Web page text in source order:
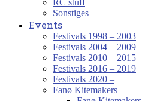
RC stuff
Sonstiges
Events
Festivals 1998 – 2003
Festivals 2004 – 2009
Festivals 2010 – 2015
Festivals 2016 – 2019
Festivals 2020 –
Fanø Kitemakers